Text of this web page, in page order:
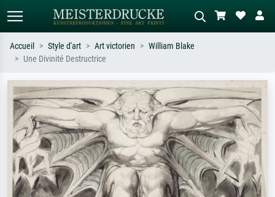
Recherchez par artiste, titre ou style –
ex. Monet, Nuit étoilée,
impressionnisme, vague de Hokusai,
nu.
Décrivez la scène – ex. prairie verte,
abstrait avec beaucoup de rouge,
tableau sombre, nu debout près d'un
arbre.
Accueil Style d'art Art victorien
William Blake
Une Divinité Destructrice